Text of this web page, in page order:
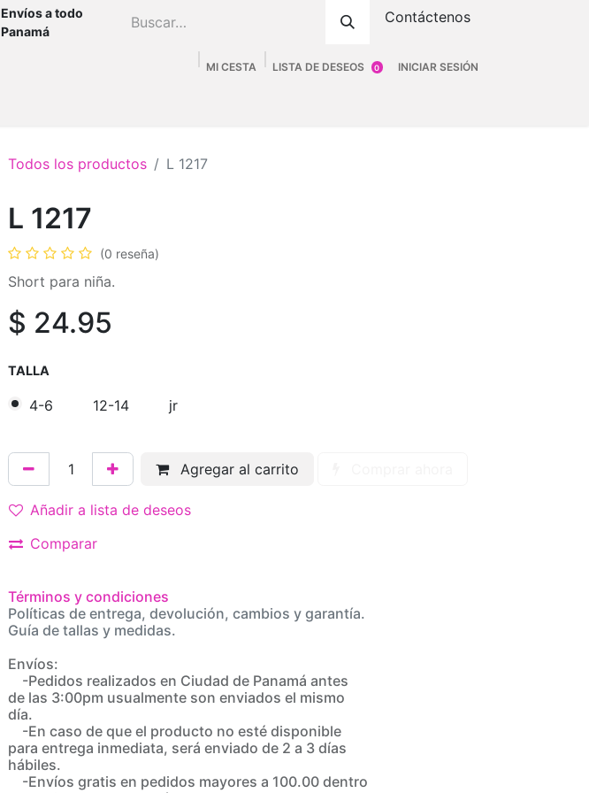
Envíos a todo
Panamá
Contáctenos
MI CESTA 0
LISTA DE DESEOS INICIAR SESIÓN
Todos los productos L 1217
L 1217
(0 reseña)
Short para niña.
$ 24.95
TALLA
4-6 12-14 jr
Agregar al carrito
Añadir a lista de deseos
Comparar
Términos y condiciones
Políticas de entrega, devolución, cambios y garantía.
Guía de tallas y medidas.
Envíos:
-Pedidos realizados en Ciudad de Panamá antes
de las 3:00pm usualmente son enviados el mismo
día.
-En caso de que el producto no esté disponible
para entrega inmediata, será enviado de 2 a 3 días
hábiles.
-Envíos gratis en pedidos mayores a 100.00 dentro